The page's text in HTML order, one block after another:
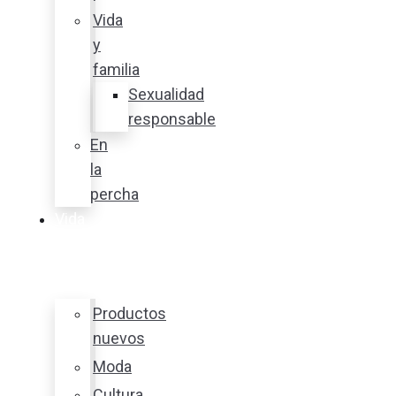
Vida
y
familia
Sexualidad
responsable
En
la
percha
Productos
nuevos
Moda